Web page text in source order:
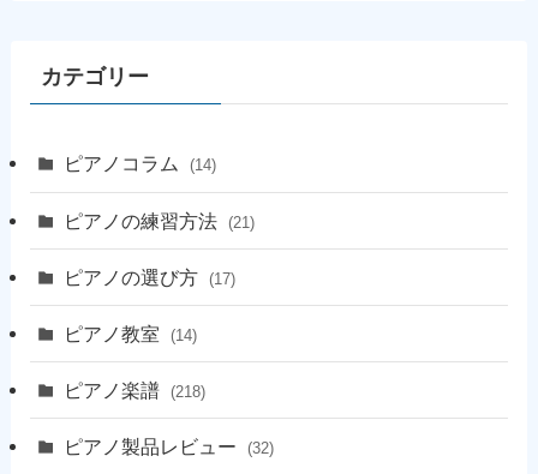
カテゴリー
ピアノコラム (14)
ピアノの練習方法 (21)
ピアノの選び方 (17)
ピアノ教室 (14)
ピアノ楽譜 (218)
ピアノ製品レビュー (32)